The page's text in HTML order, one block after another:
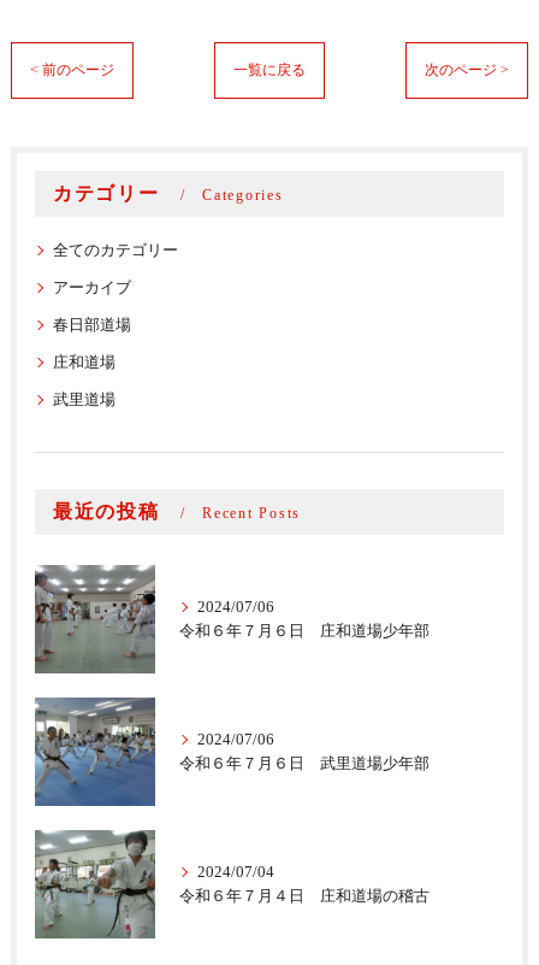
< 前のページ 一覧に戻る 次のページ >
カテゴリー Categories
全てのカテゴリー
アーカイブ
春日部道場
庄和道場
武里道場
最近の投稿 Recent Posts
2024/07/06
令和６年７月６日 庄和道場少年部
2024/07/06
令和６年７月６日 武里道場少年部
2024/07/04
令和６年７月４日 庄和道場の稽古